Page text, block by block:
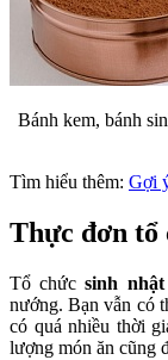
Bánh kem, bánh
Tìm hiểu thêm: Gợi
Thực đơn tổ
Tổ chứcsinh
nướng. Bạn vẫn có
có quá nhiều thời
lượng món ăn cũng